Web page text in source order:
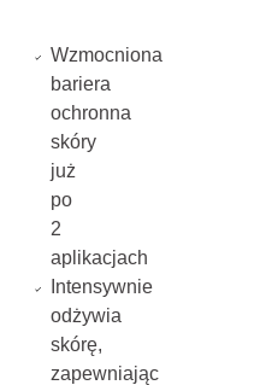
Wzmocniona
bariera
ochronna
skóry
już
po
2
aplikacjach
Intensywnie
odżywia
skórę,
zapewniając